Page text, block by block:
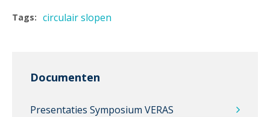
Tags: circulair slopen
Documenten
Presentaties Symposium VERAS